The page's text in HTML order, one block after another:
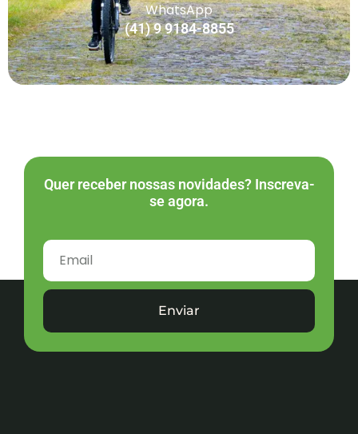
WhatsApp
(41) 9 9184-8855
Quer receber nossas novidades? Inscreva-
se agora.
Enviar